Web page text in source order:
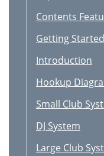
Contents
Getting Started
Introduction
Hookup
Small Club
DJ System
Large Club